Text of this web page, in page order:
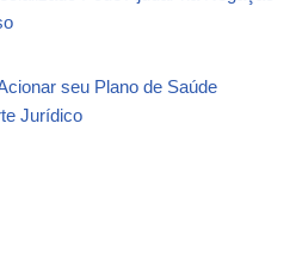
seu Plano de Saúde
Jurídico